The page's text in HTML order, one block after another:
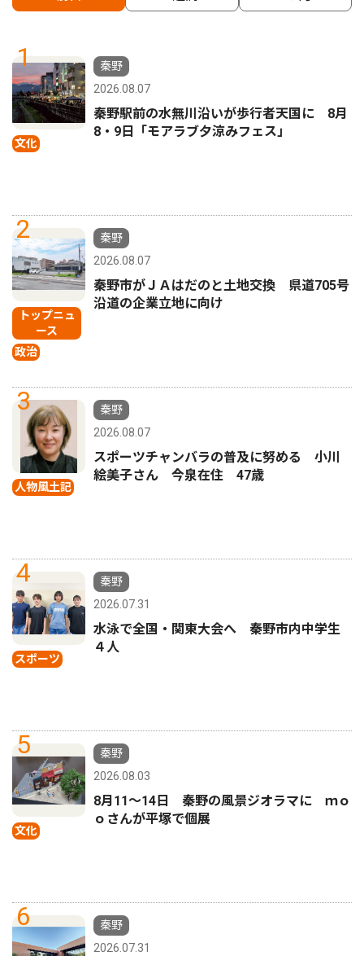
1
文化
秦野
2026.08.07
秦野駅前の水無川沿いが歩行者天国に 8月
8・9日「モアラブ夕涼みフェス」
2
トップニュ
ース
政治
秦野
2026.08.07
秦野市がＪＡはだのと土地交換 県道705号
沿道の企業立地に向け
3
人物風土記
秦野
2026.08.07
スポーツチャンバラの普及に努める 小川
絵美子さん 今泉在住 47歳
4
スポーツ
秦野
2026.07.31
水泳で全国・関東大会へ 秦野市内中学生
４人
5
文化
秦野
2026.08.03
8月11〜14日 秦野の風景ジオラマに ｍｏ
ｏさんが平塚で個展
6
秦野
2026.07.31